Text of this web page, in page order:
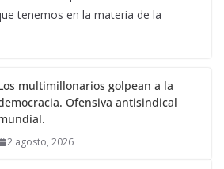
tenemos en la materia de la
multimillonarios golpean a la
Ofensiva antisindical
2 agosto, 2026